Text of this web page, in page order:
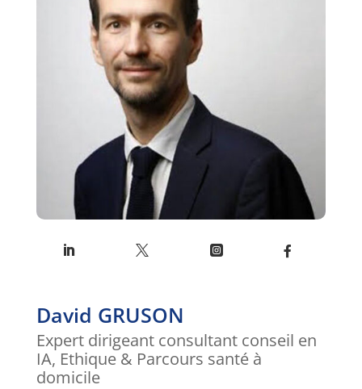
David GRUSON
Expert dirigeant consultant conseil en
IA, Ethique & Parcours santé à
domicile